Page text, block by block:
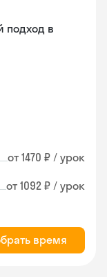
подход в
от 1470 ₽ / урок
от 1092 ₽ / урок
время